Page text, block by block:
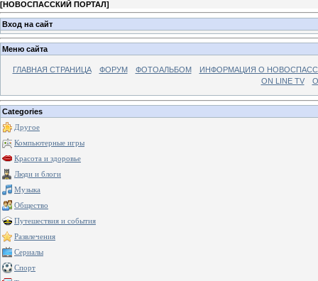
[НОВОСПАССКИЙ ПОРТАЛ]
Вход на сайт
Меню сайта
ГЛАВНАЯ СТРАНИЦА ФОРУМ ФОТОАЛЬБОМ
ИНФОРМАЦИЯ О
ON LINE TV
Categories
Другое
Компьютерные игры
Красота и здоровье
Люди и блоги
Музыка
Общество
Путешествия и события
Развлечения
Сериалы
Спорт